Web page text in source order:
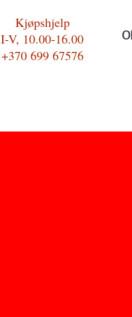
Kjøpshjelp
I-V, 10.00-16.00
+370 699 67576